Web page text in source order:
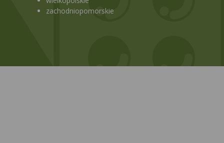
zachodniopomorskie